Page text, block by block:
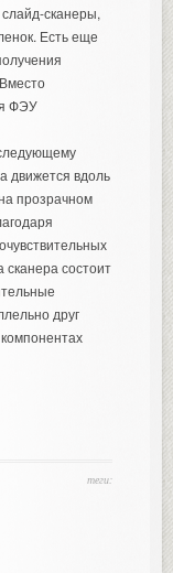
сканеры,
Есть еще
ФЭУ
движется вдоль
прозрачном
состоит
друг
теги: